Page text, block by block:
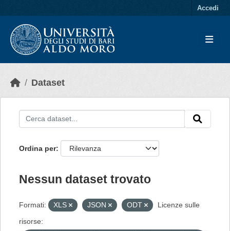
Accedi
Dataset
Ordina per
Nessun dataset trovato
Formati: XLS JSON ODT
Licenze sulle
risorse: